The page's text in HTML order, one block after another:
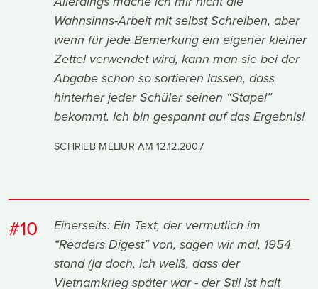
Wahnsinns-Arbeit mit selbst Schreiben, aber
wenn für jede Bemerkung ein eigener kleiner
Zettel verwendet wird, kann man sie bei der
Abgabe schon so sortieren lassen, dass
hinterher jeder Schüler seinen “Stapel”
bekommt. Ich bin gespannt auf das Ergebnis!
SCHRIEB MELIUR AM12.12.2007
#10
Einerseits: Ein Text, der vermutlich im
“Readers Digest” von, sagen wir mal, 1954
stand (ja doch, ich weiß, dass der
Vietnamkrieg später war - der Stil ist halt